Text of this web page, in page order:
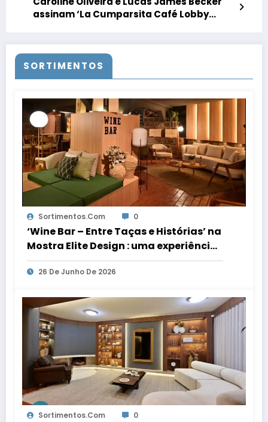
assinam ‘La Cumparsita Café Lobby
SORTIMENTOS
Sortimentos.com 0
‘Wine Bar – Entre Taças e Histórias’ na
Mostra Elite Design : uma experiência
sensorial de acolhimento, conexão e
celebração
26 De Junho De 2026
Sortimentos.com 0